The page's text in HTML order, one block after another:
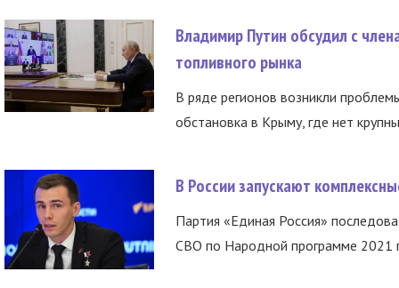
Владимир Путин обсудил с
топливного рынка
В ряде регионов возникли
обстановка в Крыму, где нет
В России запускают
Партия «Единая Россия»
СВО по Народной программе 2021